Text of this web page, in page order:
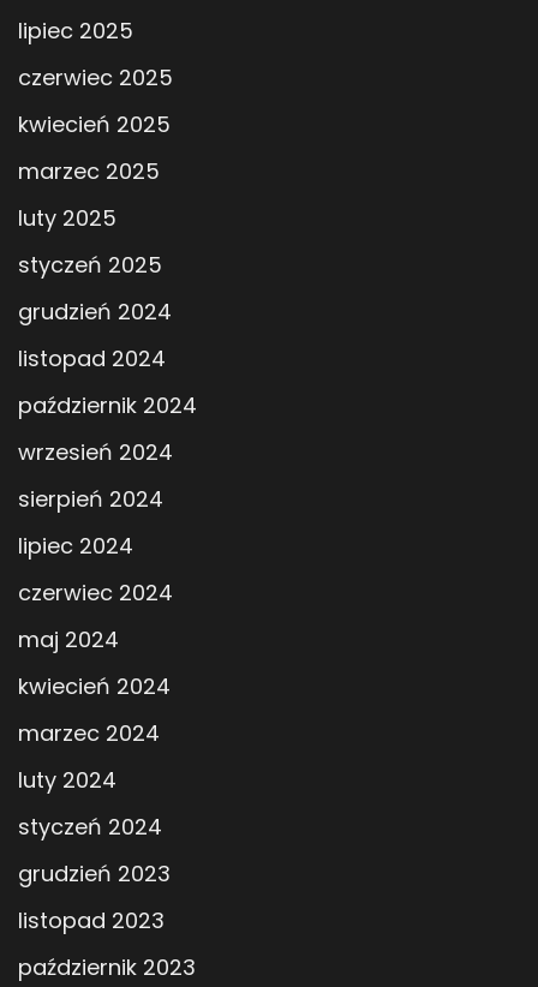
lipiec 2025
czerwiec 2025
kwiecień 2025
marzec 2025
luty 2025
styczeń 2025
grudzień 2024
listopad 2024
październik 2024
wrzesień 2024
sierpień 2024
lipiec 2024
czerwiec 2024
maj 2024
kwiecień 2024
marzec 2024
luty 2024
styczeń 2024
grudzień 2023
listopad 2023
październik 2023